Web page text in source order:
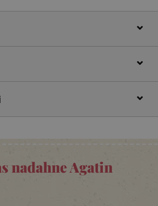
nadahne Agatin
Domena
www.agatinsvijet.hr
politiku privatnosti